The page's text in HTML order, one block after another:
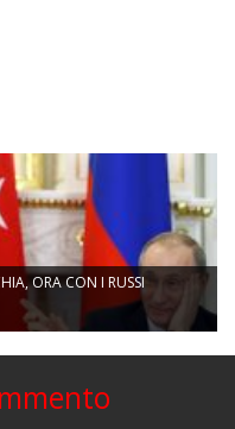
ORA CON I RUSSI